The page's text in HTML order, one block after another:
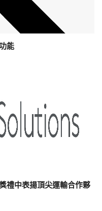
能
禮中表揚頂尖運輸合作夥